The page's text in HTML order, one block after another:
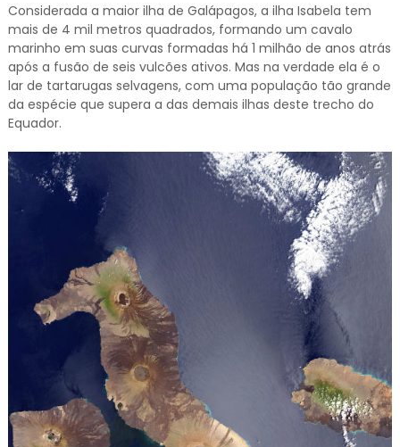
Considerada a maior ilha de Galápagos, a ilha Isabela tem
mais de 4 mil metros quadrados, formando um cavalo
marinho em suas curvas formadas há 1 milhão de anos atrás
após a fusão de seis vulcões ativos. Mas na verdade ela é o
lar de tartarugas selvagens, com uma população tão grande
da espécie que supera a das demais ilhas deste trecho do
Equador.